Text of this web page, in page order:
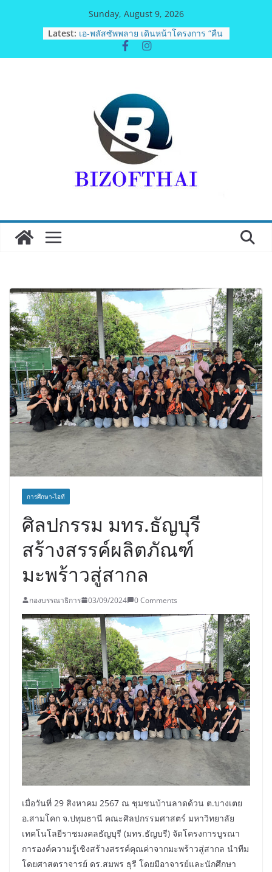
Sunday, August 9, 2026
Latest: เอ-พลัสซัพพลาย เดินหน้าโครงการ “คืน
ความชุ่มชื้นให้กับผิว” มอบเอบอนเน่ เด
อร์มาโลชั่นยูเรียเข้มข้นแก่ กทม. ส่งต่อ
รฟท. เปิดเวทีรับฟังความคิดเห็น
ประชาชน ครั้งที่ 2 โครงการรถไฟฟ้า
สายสีแดงเข้ม “วงเวียนใหญ่–มหาชัย”
เดินหน้าพัฒนาโครงการบนพื้นฐานข้อ
เท็จจริงและการมีส่วนร่วม
“เอกนิติ” เตือนบริษัทมหาชนที่ค้างชำระ
ค่าบริการวิชาชีพ ต้องเปิดเผยข้อมูลทาง
บัญชีอย่างถูกต้อง ระวังการนำส่งงบการ
เงินต่อ ก.ล.ต. โดยไม่แสดงภาระหนี้ตาม
บัลลังก์โลก 108 ปอนด์ในศึกมวยไทย
SUPER CHAMP
ภารกิจตำรวจจราจรโครงการพระ
ราชดำริ นำส่งอวัยวะหัวใจ ดวงที่ 184
สำเร็จลุล่วง ณ รพ.ศิริราช
การศึกษา-ไอที
ศิลปกรรม มทร.ธัญบุรี
สร้างสรรค์ผลิตภัณฑ์
มะพร้าวสู่สากล
กองบรรณาธิการ 03/09/2024 0 Comments
เมื่อวันที่ 29 สิงหาคม 2567 ณ ชุมชนบ้านลาดด้วน ต.บางเตย
อ.สามโคก จ.ปทุมธานี คณะศิลปกรรมศาสตร์ มหาวิทยาลัย
เทคโนโลยีราชมงคลธัญบุรี (มทร.ธัญบรี) จัดโครงการบูรณา
การองค์ความรู้เชิงสร้างสรรค์คุณค่าจากมะพร้าวสู่สากล นำทีม
โดยศาสตราจารย์ ดร.สมพร ธุรี โดยมีอาจารย์และนักศึกษา